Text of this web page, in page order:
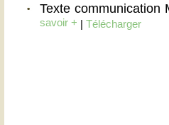
Texte communication
savoir + | Télécharger